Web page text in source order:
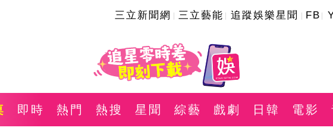
三立新聞網 三立藝能 追蹤娛樂星聞 FB
即時 熱門 熱搜 星聞 綜藝 戲劇 日韓 電影